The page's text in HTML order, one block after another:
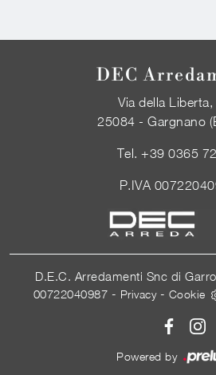
DEC
Via della
25084 - Gargnano
Tel.+39 0365
P.IVA
D.E.C. Arredamenti Snc di
00722040987 - Privacy- Cookie
Powered by